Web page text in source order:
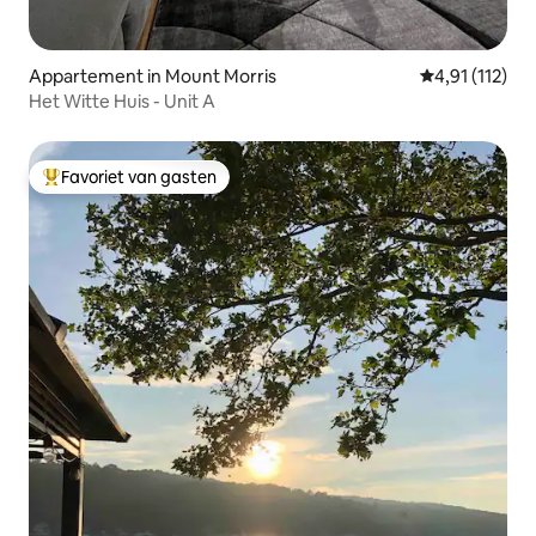
Appartement in Mount Morris Gemiddelde
4,91 (112)
Het Witte Huis - Unit A
Topfavoriet van gasten
Favoriet van gasten